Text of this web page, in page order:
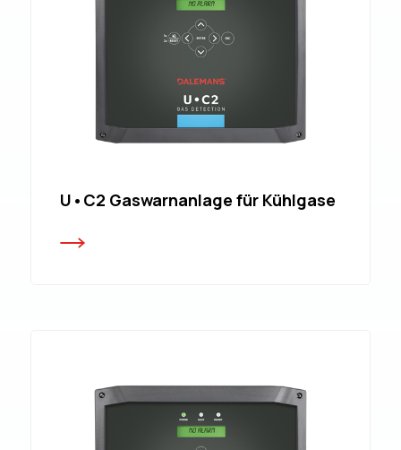
U•C2 Gaswarnanlage für Kühlgase